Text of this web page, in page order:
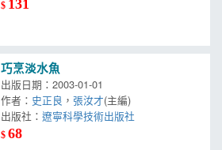
$ 131
巧烹淡水魚
出版日期：2003-01-01
作者： 史正良 ，張汝才(主編)
出版社：遼寧科學技術出版社
$68